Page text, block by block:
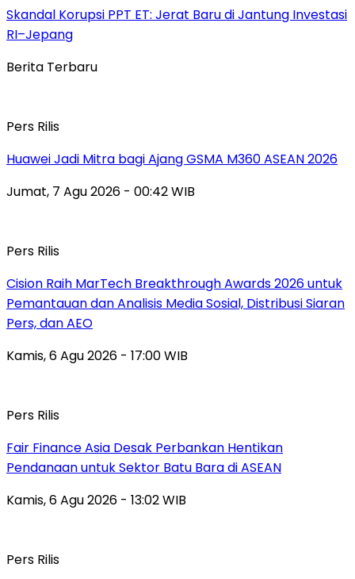
Skandal Korupsi PPT ET: Jerat Baru di Jantung Investasi
RI–Jepang
Berita Terbaru
Pers Rilis
Huawei Jadi Mitra bagi Ajang GSMA M360 ASEAN 2026
Jumat, 7 Agu 2026 - 00:42 WIB
Pers Rilis
Cision Raih MarTech Breakthrough Awards 2026 untuk
Pemantauan dan Analisis Media Sosial, Distribusi Siaran
Pers, dan AEO
Kamis, 6 Agu 2026 - 17:00 WIB
Pers Rilis
Fair Finance Asia Desak Perbankan Hentikan
Pendanaan untuk Sektor Batu Bara di ASEAN
Kamis, 6 Agu 2026 - 13:02 WIB
Pers Rilis